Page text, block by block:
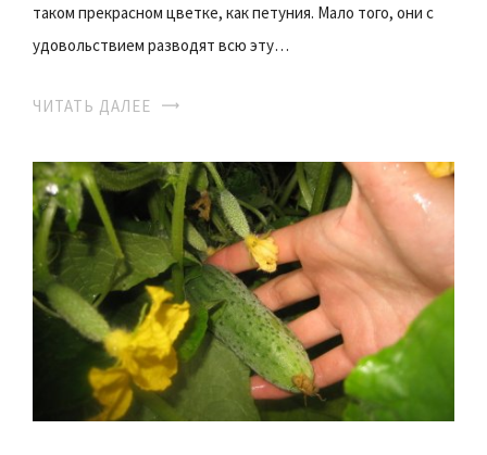
таком прекрасном цветке, как петуния. Мало того, они с
удовольствием разводят всю эту…
ЧИТАТЬ ДАЛЕЕ